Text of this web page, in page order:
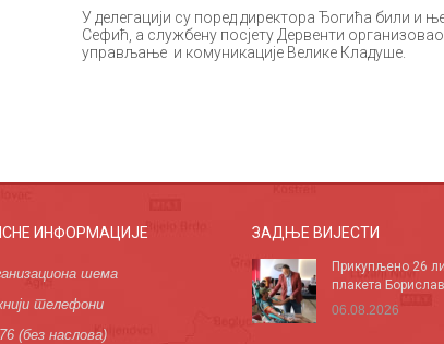
У делегацији су поред директора Ђогића били и
Сефић, а службену посјету Дервенти
управљање и комуникације Велике Кладуше.
ИНФОРМАЦИЈЕ
шема
телефони
(без наслова)
ЗАДЊЕ ВИЈЕСТИ
Прикупљено 26
плакета
06.08.2026